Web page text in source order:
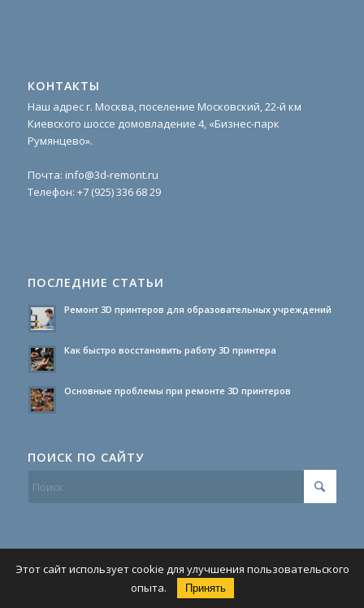
КОНТАКТЫ
Наш адрес г. Москва, поселение Московский, 22-й км
Киевского шоссе домовладение 4, «Бизнес-парк
Румянцево».
Почта: info@3d-remont.ru
Телефон: +7 (925) 336 68 29
ПОСЛЕДНИЕ СТАТЬИ
Ремонт 3D принтеров для образовательных учреждений
Как быстро восстановить работу 3D принтера
Основные проблемы при ремонте 3D принтеров
ПОИСК ПО САЙТУ
Ремонт 3d принтеров -Enfold Theme by Kriesi
Этот сайт использует cookie для улучшения пользовательского
опыта.
Принять